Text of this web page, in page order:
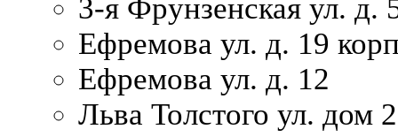
3-я Фрунзенская ул. д.
Ефремова ул. д. 19
Ефремова ул. д. 12
Льва Толстого ул. дом